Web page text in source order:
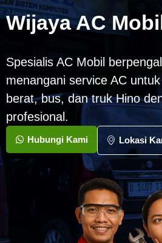
Wijaya AC
Spesialis AC Mobil
menangani service AC
berat, bus, dan truk Hino
profesional.
Hubungi Kami Lokasi